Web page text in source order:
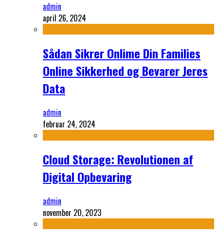
admin
april 26, 2024
Sådan Sikrer Onlime Din Families
Online Sikkerhed og Bevarer Jeres
Data
admin
februar 24, 2024
Cloud Storage: Revolutionen af
Digital Opbevaring
admin
november 20, 2023